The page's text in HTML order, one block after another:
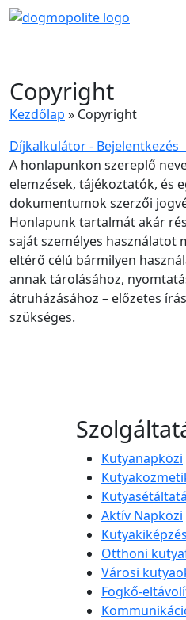
Copyright
Kezdőlap » Copyright
Díjkalkulátor - Bejelentkezés
A honlapunkon szereplő
elemzések, tájékoztatók, és
dokumentumok szerzői
Honlapunk tartalmát akár
saját személyes használatot
eltérő célú bármilyen
annak tárolásához,
átruházásához – előzetes
szükséges.
Kutyanapközi
Aktív Napközi
Kutyakiképzés
Otthoni
Városi
Fogkő-